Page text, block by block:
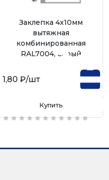
Заклепка 4х10мм
вытяжная
комбинированная
RAL7004, серый
1,80 ₽/шт
Купить